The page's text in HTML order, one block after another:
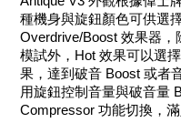
種機身與旋鈕顏色可供選
Overdrive/Boost 效果器
模試外，Hot 效果可以選
果，達到破音 Boost 或者
用旋鈕控制音量與破音量
Compressor 功能切換，